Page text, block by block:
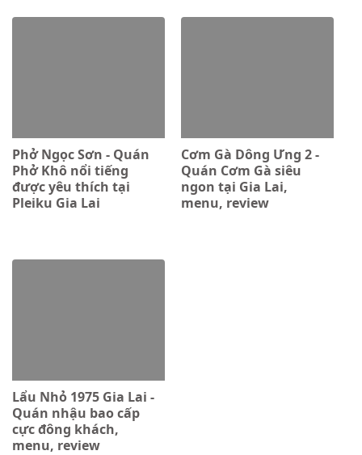
Phở Ngọc Sơn - Quán
Phở Khô nổi tiếng
được yêu thích tại
Pleiku Gia Lai
Cơm Gà Dông Ưng 2 -
Quán Cơm Gà siêu
ngon tại Gia Lai,
menu, review
Lẩu Nhỏ 1975 Gia Lai -
Quán nhậu bao cấp
cực đông khách,
menu, review